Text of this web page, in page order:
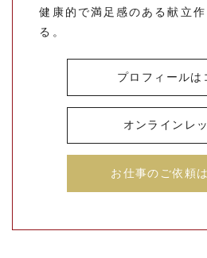
健康的で満足感のある献立
る。
プロフィールは
オンラインレ
お仕事のご依頼